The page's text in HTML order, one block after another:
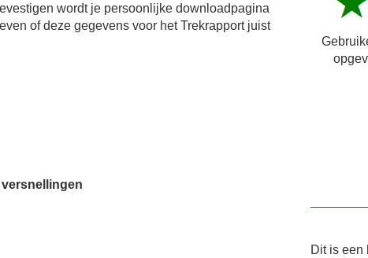
wordt je persoonlijke downloadpagina
of deze gegevens voor het Trekrapport juist
Dit is een